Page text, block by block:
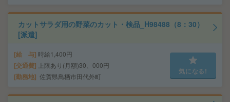
カットサラダ用の野菜のカット・検品_H98488（8：30）
[派遣]
給 与 時給1,400円
交通費 上限あり(月額)30、000円
勤務地 佐賀県鳥栖市田代外町
気になる!